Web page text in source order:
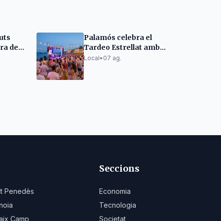
de
Palamós celebra el
Tardeo Estrellat amb
concert i sorteigs
Local• 07 ag.
Penedès
Camp
Seccions
Economia
Tecnologia
Societat